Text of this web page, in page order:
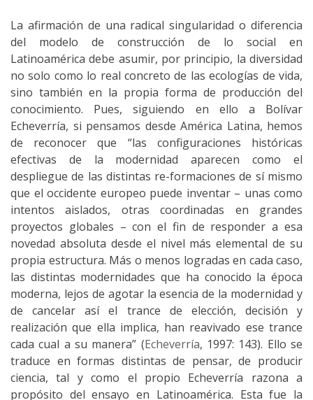
La afirmación de una radical singularidad o diferencia
del modelo de construcción de lo social en
Latinoamérica debe asumir, por principio, la diversidad
no solo como lo real concreto de las ecologías de vida,
sino también en la propia forma de producción del
conocimiento. Pues, siguiendo en ello a Bolívar
Echeverría, si pensamos desde América Latina, hemos
de reconocer que “las configuraciones históricas
efectivas de la modernidad aparecen como el
despliegue de las distintas re-formaciones de sí mismo
que el occidente europeo puede inventar – unas como
intentos aislados, otras coordinadas en grandes
proyectos globales – con el fin de responder a esa
novedad absoluta desde el nivel más elemental de su
propia estructura. Más o menos logradas en cada caso,
las distintas modernidades que ha conocido la época
moderna, lejos de agotar la esencia de la modernidad y
de cancelar así el trance de elección, decisión y
realización que ella implica, han reavivado ese trance
cada cual a su manera” (Echeverría, 1997: 143). Ello se
traduce en formas distintas de pensar, de producir
ciencia, tal y como el propio Echeverría razona a
propósito del ensayo en Latinoamérica. Esta fue la